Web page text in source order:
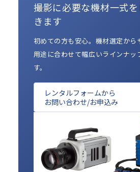
撮影に必要な機材一式
きます
初めての方も安心。機材選定から
用途に合わせて幅広いラインナッ
す。
レンタルフォームから
お問い合わせ/お申込み